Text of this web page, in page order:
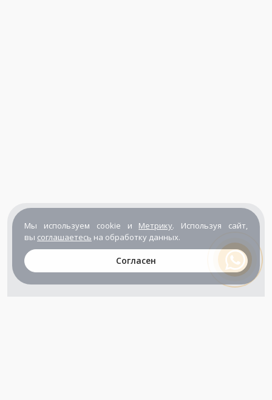
Мы используем cookie и Метрику. Используя сайт,
вы соглашаетесь на обработку данных.
Согласен